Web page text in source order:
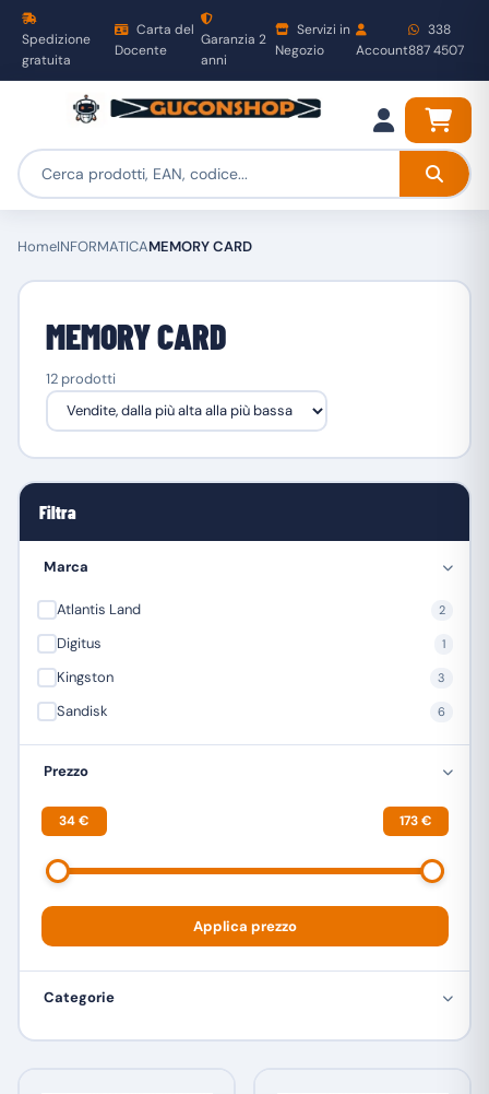
Spedizione
gratuita
Carta del
Docente
Garanzia 2
anni
Servizi in
Negozio
Account
338
887 4507
HomeINFORMATICAMEMORY CARD
MEMORY CARD
12 prodotti
Filtra
Marca
Atlantis Land 2
Digitus 1
Kingston 3
Sandisk 6
Prezzo
34 € 173 €
Applica prezzo
Categorie